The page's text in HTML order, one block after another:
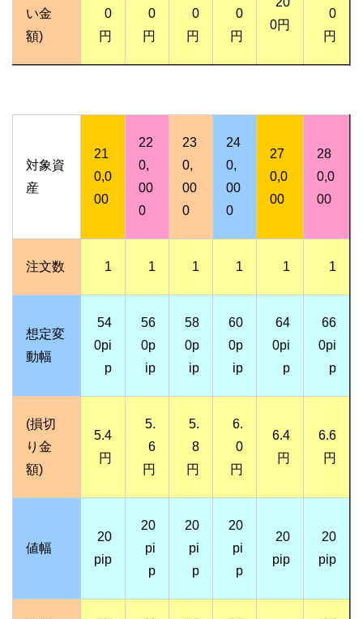
い金
額)
0
円
0
円
0
円
0
円
0円
0
円
対象資
産
21
0,0
00
22
0,
00
0
23
0,
00
0
24
0,
00
0
27
0,0
00
28
0,0
00
注文数 1 1 1 1 1 1
想定変
動幅
54
0pi
p
56
0p
ip
58
0p
ip
60
0p
ip
64
0pi
p
66
0pi
p
(損切
り金
額)
5.4
円
5.
6
円
5.
8
円
6.
0
円
6.4
円
6.6
円
値幅
20
pip
20
pi
p
20
pi
p
20
pi
p
20
pip
20
pip